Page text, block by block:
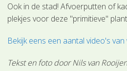
Ook in de stad! Afvoerputten of
plekjes voor deze "primitieve"
Bekijk eens een aantal video's van
Tekst en foto door Nils van